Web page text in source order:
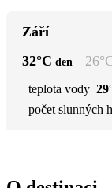
Září
32°C den 26
teplota vody
počet slunných